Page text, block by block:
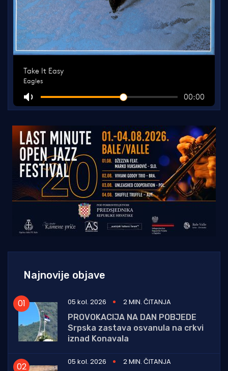
Najnovije objave
05 kol. 2026
2 MIN. ČITANJA
PROVOKACIJA NA DAN POBJEDE
Srpska zastava osvanula na crkvi
iznad Konavala
05 kol. 2026
2 MIN. ČITANJA